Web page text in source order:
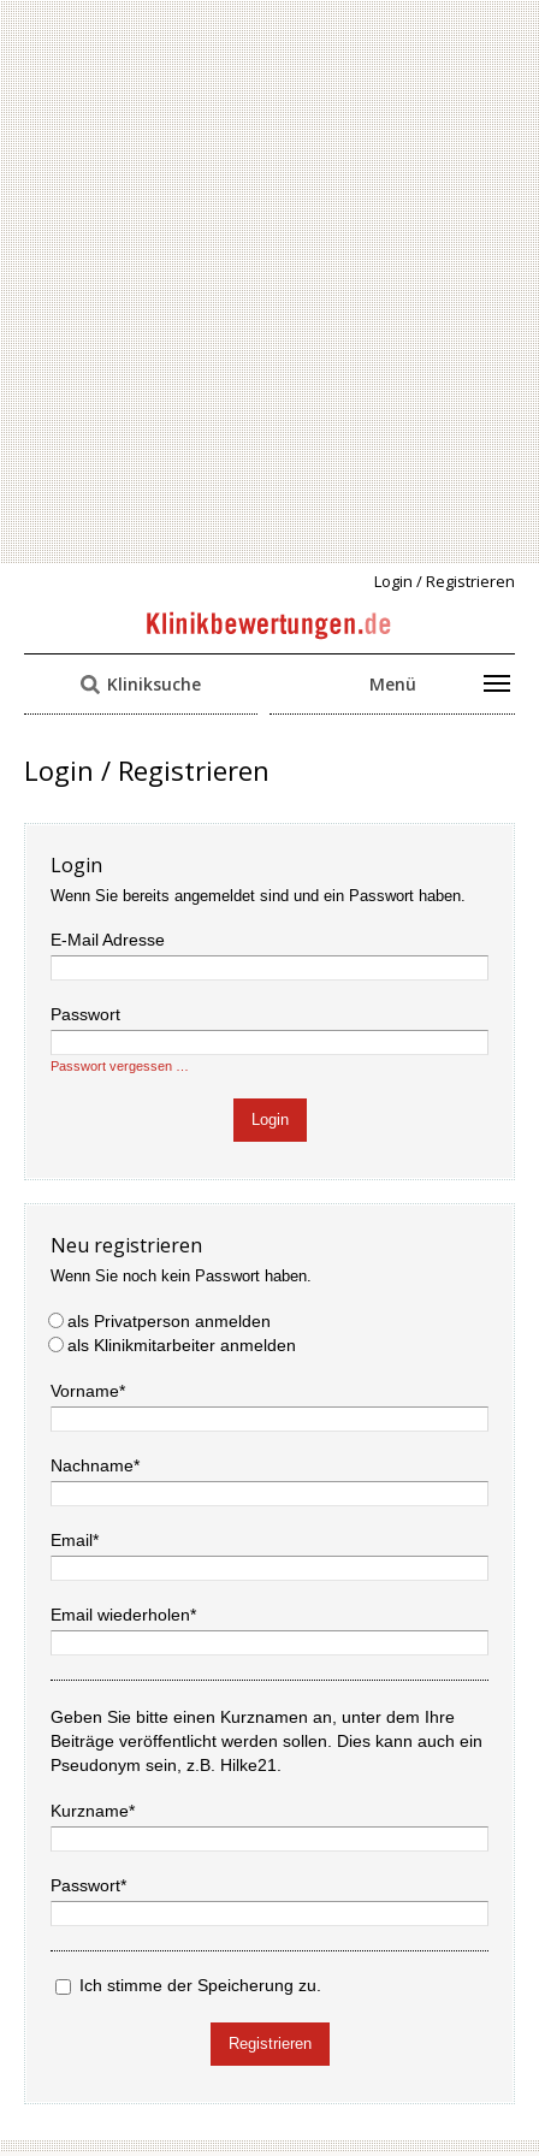
Login / Registrieren
Kliniksuche Menü
Login / Registrieren
Login
Wenn Sie bereits angemeldet sind und ein Passwort haben.
E-Mail Adresse
Passwort
Passwort vergessen …
Neu registrieren
Wenn Sie noch kein Passwort haben.
als Privatperson anmelden
als Klinikmitarbeiter anmelden
Vorname*
Nachname*
Email*
Email wiederholen*
Geben Sie bitte einen Kurznamen an, unter dem Ihre
Beiträge veröffentlicht werden sollen. Dies kann auch ein
Pseudonym sein, z.B. Hilke21.
Kurzname*
Passwort*
Ich stimme der Speicherung zu.